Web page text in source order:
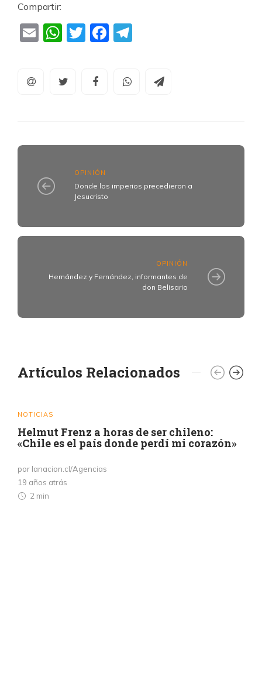
Compartir:
EmailWhatsApp
TwitterFacebook
OPINIÓN
Donde los imperios precedieron a
Jesucristo
OPINIÓN
Hernández y Fernández, informantes de
don Belisario
Artículos Relacionados
NOTICIAS
Helmut Frenz a horas de ser chileno:
«Chile es el país donde perdí mi corazón»
por lanacion.cl/Agencias
19 años atrás
2 min